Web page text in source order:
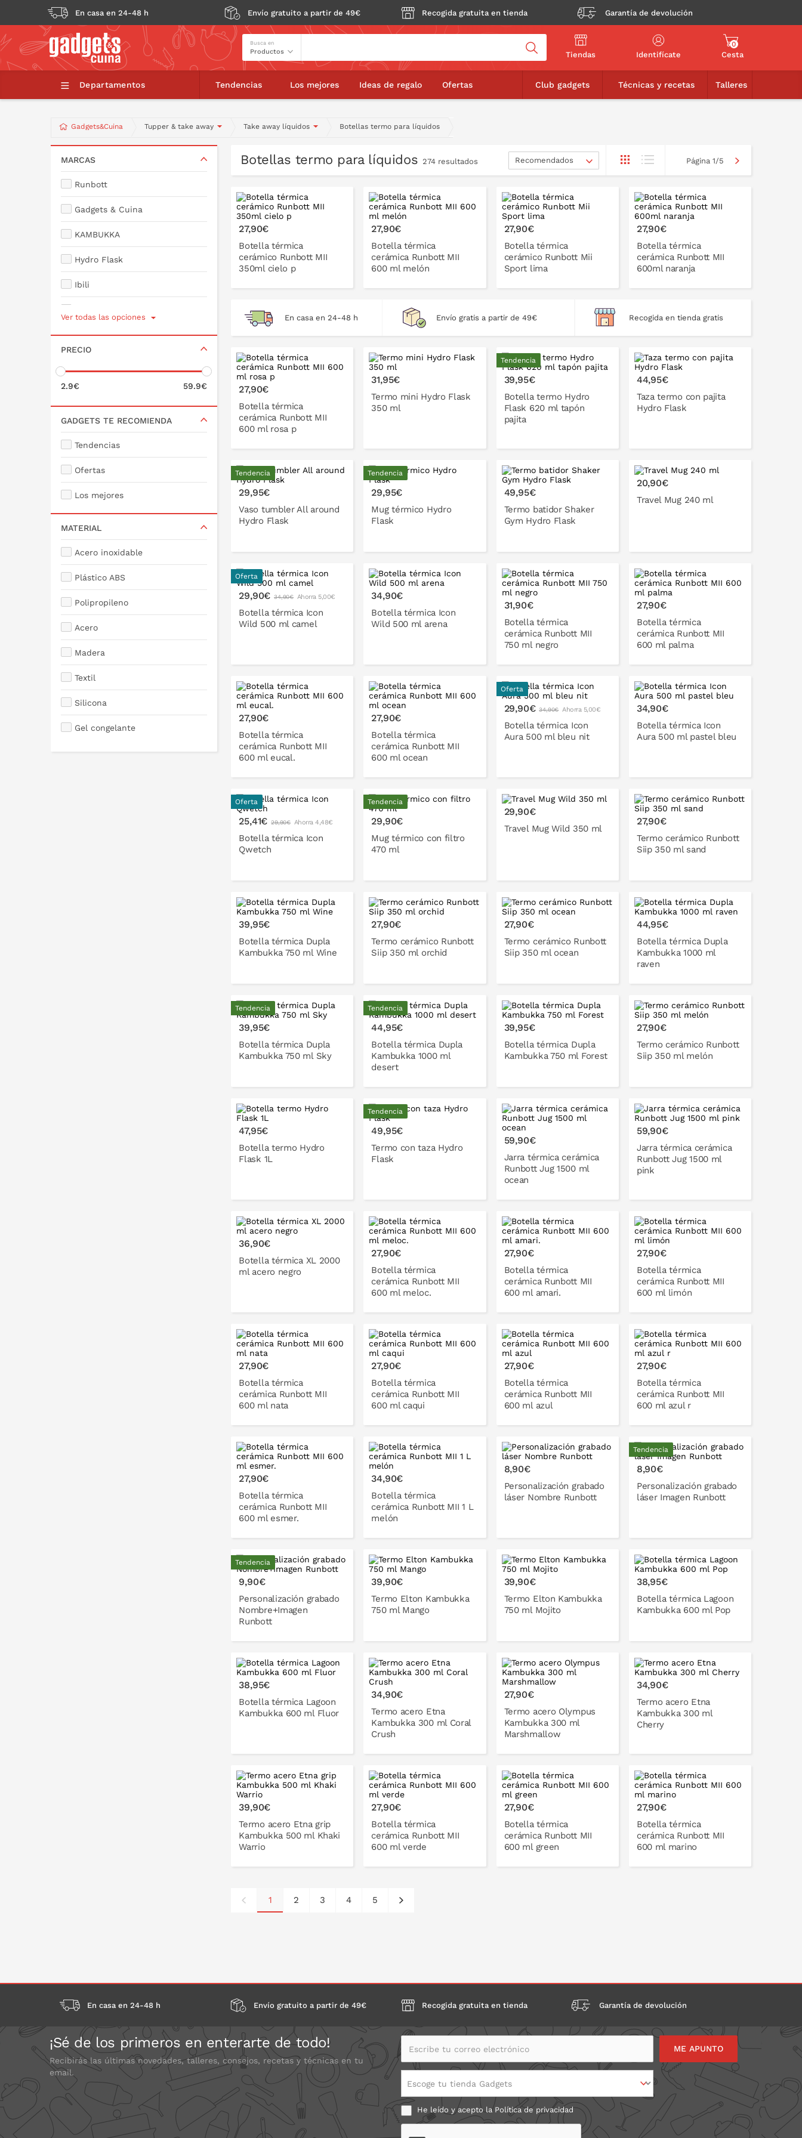
En casa en 24-48 h Envío gratuito a partir de 49€ Recogida gratuita en tienda Garantía de devolución
Busca en
Tiendas Identifícate
0
Cesta
Departamentos Tendencias Los mejores Ideas de regalo Ofertas Club gadgets Técnicas y recetas Talleres
Gadgets&Cuina Tupper & take away Take away líquidos Botellas termo para líquidos
MARCAS
Runbott
Gadgets & Cuina
KAMBUKKA
Hydro Flask
Ibili
Mepal
Lekue
Tyrrell
Ver todas las opciones
PRECIO
2.9€ 59.9€
GADGETS TE RECOMIENDA
Tendencias
Ofertas
Los mejores
MATERIAL
Acero inoxidable
Plástico ABS
Polipropileno
Acero
Madera
Textil
Silicona
Gel congelante
Botellas termo para líquidos 274 resultados Recomendados Página 1/5
27,90€
Botella térmica
cerámico Runbott MII
350ml cielo p
PONLO EN LA CESTA
27,90€
Botella térmica
cerámica Runbott MII
600 ml melón
PONLO EN LA CESTA
27,90€
Botella térmica
cerámico Runbott Mii
Sport lima
PONLO EN LA CESTA
27,90€
Botella térmica
cerámica Runbott MII
600ml naranja
En casa en 24-48 h Envío gratis a partir de 49€ Recogida en tienda gratis
27,90€
Botella térmica
cerámica Runbott MII
600 ml rosa p
PONLO EN LA CESTA
31,95€
Termo mini Hydro Flask
350 ml
Tendencia
39,95€
Botella termo Hydro
Flask 620 ml tapón
pajita
44,95€
Taza termo con pajita
Hydro Flask
Tendencia
29,95€
Vaso tumbler All around
Hydro Flask
Tendencia
29,95€
Mug térmico Hydro
Flask
49,95€
Termo batidor Shaker
Gym Hydro Flask
20,90€
Travel Mug 240 ml
Oferta
29,90€ 34,90€ Ahorra 5,00€
Botella térmica Icon
Wild 500 ml camel
PONLO EN LA CESTA
34,90€
Botella térmica Icon
Wild 500 ml arena
PONLO EN LA CESTA
31,90€
Botella térmica
cerámica Runbott MII
750 ml negro
PONLO EN LA CESTA
27,90€
Botella térmica
cerámica Runbott MII
600 ml palma
PONLO EN LA CESTA
27,90€
Botella térmica
cerámica Runbott MII
600 ml eucal.
PONLO EN LA CESTA
27,90€
Botella térmica
cerámica Runbott MII
600 ml ocean
PONLO EN LA CESTA
Oferta
29,90€ 34,90€ Ahorra 5,00€
Botella térmica Icon
Aura 500 ml bleu nit
PONLO EN LA CESTA
34,90€
Botella térmica Icon
Aura 500 ml pastel bleu
PONLO EN LA CESTA
Oferta
25,41€ 29,90€ Ahorra 4,48€
Botella térmica Icon
Qwetch
Tendencia
29,90€
Mug térmico con filtro
470 ml
29,90€
Travel Mug Wild 350 ml
27,90€
Termo cerámico Runbott
Siip 350 ml sand
PONLO EN LA CESTA
39,95€
Botella térmica Dupla
Kambukka 750 ml Wine
PONLO EN LA CESTA
27,90€
Termo cerámico Runbott
Siip 350 ml orchid
PONLO EN LA CESTA
27,90€
Termo cerámico Runbott
Siip 350 ml ocean
PONLO EN LA CESTA
44,95€
Botella térmica Dupla
Kambukka 1000 ml
raven
PONLO EN LA CESTA
Tendencia
39,95€
Botella térmica Dupla
Kambukka 750 ml Sky
PONLO EN LA CESTA
Tendencia
44,95€
Botella térmica Dupla
Kambukka 1000 ml
desert
PONLO EN LA CESTA
39,95€
Botella térmica Dupla
Kambukka 750 ml Forest
27,90€
Termo cerámico Runbott
Siip 350 ml melón
PONLO EN LA CESTA
47,95€
Botella termo Hydro
Flask 1L
Tendencia
49,95€
Termo con taza Hydro
Flask
59,90€
Jarra térmica cerámica
Runbott Jug 1500 ml
ocean
PONLO EN LA CESTA
59,90€
Jarra térmica cerámica
Runbott Jug 1500 ml
pink
PONLO EN LA CESTA
36,90€
Botella térmica XL 2000
ml acero negro
PONLO EN LA CESTA
27,90€
Botella térmica
cerámica Runbott MII
600 ml meloc.
PONLO EN LA CESTA
27,90€
Botella térmica
cerámica Runbott MII
600 ml amari.
PONLO EN LA CESTA
27,90€
Botella térmica
cerámica Runbott MII
600 ml limón
PONLO EN LA CESTA
27,90€
Botella térmica
cerámica Runbott MII
600 ml nata
PONLO EN LA CESTA
27,90€
Botella térmica
cerámica Runbott MII
600 ml caqui
27,90€
Botella térmica
cerámica Runbott MII
600 ml azul
PONLO EN LA CESTA
27,90€
Botella térmica
cerámica Runbott MII
600 ml azul r
PONLO EN LA CESTA
27,90€
Botella térmica
cerámica Runbott MII
600 ml esmer.
PONLO EN LA CESTA
34,90€
Botella térmica
cerámica Runbott MII 1 L
melón
PONLO EN LA CESTA
8,90€
Personalización grabado
láser Nombre Runbott
PONLO EN LA CESTA
Tendencia
8,90€
Personalización grabado
láser Imagen Runbott
PONLO EN LA CESTA
Tendencia
9,90€
Personalización grabado
Nombre+Imagen
Runbott
PONLO EN LA CESTA
39,90€
Termo Elton Kambukka
750 ml Mango
39,90€
Termo Elton Kambukka
750 ml Mojito
PONLO EN LA CESTA
38,95€
Botella térmica Lagoon
Kambukka 600 ml Pop
PONLO EN LA CESTA
38,95€
Botella térmica Lagoon
Kambukka 600 ml Fluor
PONLO EN LA CESTA
34,90€
Termo acero Etna
Kambukka 300 ml Coral
Crush
PONLO EN LA CESTA
27,90€
Termo acero Olympus
Kambukka 300 ml
Marshmallow
PONLO EN LA CESTA
34,90€
Termo acero Etna
Kambukka 300 ml
Cherry
PONLO EN LA CESTA
39,90€
Termo acero Etna grip
Kambukka 500 ml Khaki
Warrio
27,90€
Botella térmica
cerámica Runbott MII
600 ml verde
27,90€
Botella térmica
cerámica Runbott MII
600 ml green
27,90€
Botella térmica
cerámica Runbott MII
600 ml marino
1 2 3 4 5
En casa en 24-48 h Envío gratuito a partir de 49€ Recogida gratuita en tienda Garantía de devolución
¡Sé de los primeros en enterarte de todo!
Recibirás las últimas novedades, talleres, consejos, recetas y técnicas en tu
email.
Escribe tu correo electrónico
Escoge tu tienda Gadgets
He leído y acepto la Política de privacidad